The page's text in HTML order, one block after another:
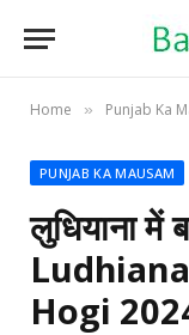
Home » Punjab Ka
PUNJAB KA MAUSAM
लुधियाना में
Hogi